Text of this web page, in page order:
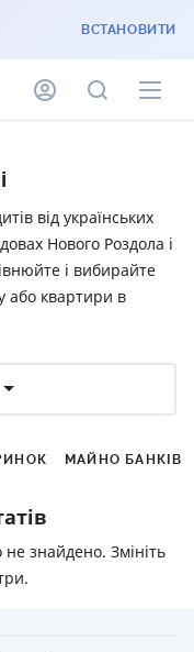
ВСТАНОВИТИ
від українських
Нового Роздола і
і вибирайте
або квартири в
МАЙНО БАНКІВ
знайдено. Змініть